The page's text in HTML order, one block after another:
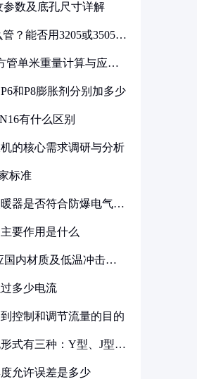
参数及底孔尺寸详解
？能否用3205或3505代
管单米重量计算与应用
和P8膨胀剂分别加多少
有什么区别
的核心需求调研与分析
标准
器是否符合防爆电气设
要作用是什么
国内材质及低温冲击要
多少电流
控制和调节流量的目的
式有三种：Y型、J型、
允许误差是多少